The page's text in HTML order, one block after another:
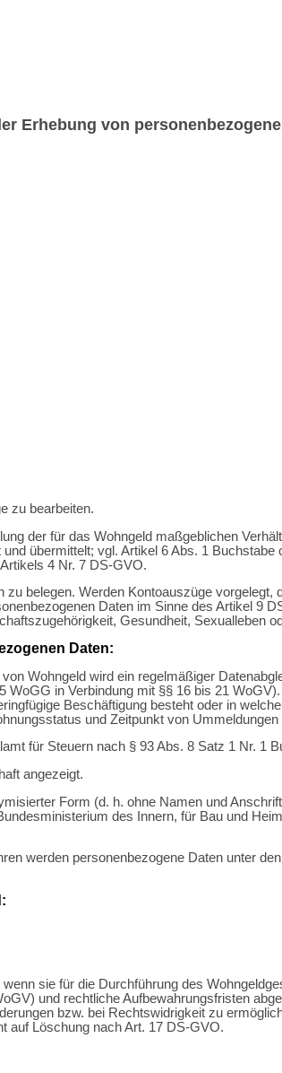
Erhebung von
zu bearbeiten.
der für das Wohngeld maßgeblichen
übermittelt; vgl. Artikel 6 Abs. 1
4 Nr. 7 DS-GVO.
zu belegen. Werden Kontoauszüge
Daten im Sinne des Artikel 9
Gesundheit, Sexualleben
Daten:
Wohngeld wird ein regelmäßiger
in Verbindung mit §§ 16 bis 21
Beschäftigung besteht oder in
und Zeitpunkt von Ummeldungen
für Steuern nach § 93 Abs. 8 Satz 1 Nr. 1
angezeigt.
Form (d. h. ohne Namen und
des Innern, für Bau und
werden personenbezogene Daten unter
sie für die Durchführung des
und rechtliche Aufbewahrungsfristen
bzw. bei Rechtswidrigkeit zu
auf Löschung nach Art. 17 DS-GVO.